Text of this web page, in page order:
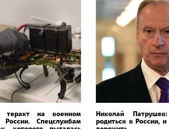
теракт на военном
Спецслужбам
Николай
родиться в России,